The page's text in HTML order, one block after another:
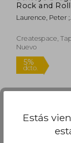
Rock and
lighter side of
working with
Laurence, Peter ;
Createspace,
Nuevo
Estás